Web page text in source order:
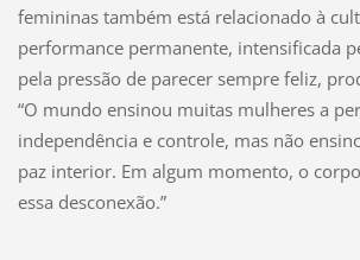
femininas também está relacionado à
performance permanente, intensificada
pela pressão de parecer sempre feliz,
“O mundo ensinou muitas mulheres a
independência e controle, mas não
paz interior. Em algum momento, o
essa desconexão.”